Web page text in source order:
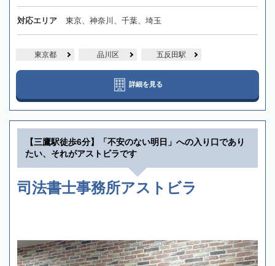
対応エリア 東京、神奈川、千葉、埼玉
東京都 品川区 五反田駅
詳細を見る
【三鷹駅徒歩6分】「不安のない明日」への入り口であり
たい、それがアストビラです
司法書士事務所アストビラ